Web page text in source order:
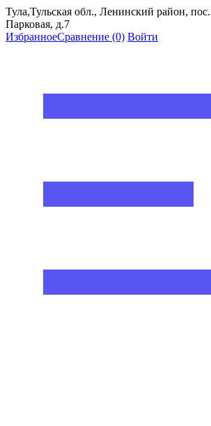
Тула,Тульская обл., Ленинский район,
Парковая, д.7
ИзбранноеСравнение (0) Войти